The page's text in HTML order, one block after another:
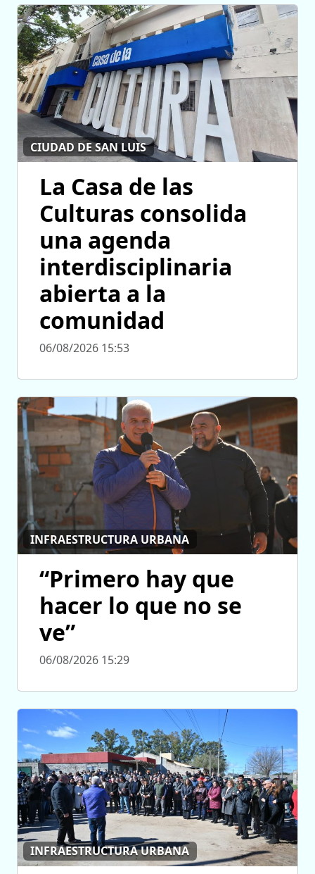
CIUDAD DE SAN LUIS
La Casa de las
Culturas consolida
una agenda
interdisciplinaria
abierta a la
comunidad
06/08/2026 15:53
INFRAESTRUCTURA URBANA
“Primero hay que
hacer lo que no se
ve”
06/08/2026 15:29
INFRAESTRUCTURA URBANA